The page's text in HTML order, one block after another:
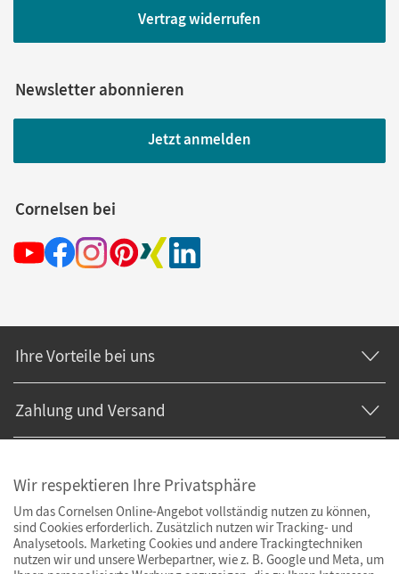
Vertrag widerrufen
Newsletter abonnieren
Jetzt anmelden
Cornelsen bei
Ihre Vorteile bei uns
Zahlung und Versand
Wir respektieren Ihre Privatsphäre
Um das Cornelsen Online-Angebot vollständig nutzen zu können,
sind Cookies erforderlich. Zusätzlich nutzen wir Tracking- und
Analysetools. Marketing Cookies und andere Trackingtechniken
nutzen wir und unsere Werbepartner, wie z. B. Google und Meta, um